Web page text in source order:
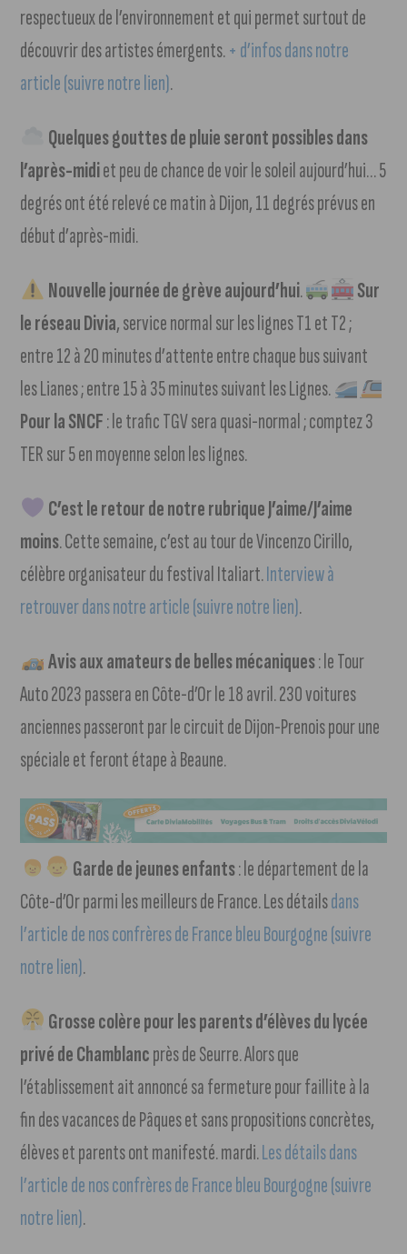
respectueux de l’environnement et qui permet surtout de
découvrir des artistes émergents.+ d’infos dans notre
article (suivre notre lien).
Quelques gouttes de pluie seront possibles dans
l’après-midiet peu de chance de voir le soleil aujourd’hui… 5
degrés ont été relevé ce matin à Dijon, 11 degrés prévus en
début d’après-midi.
Nouvelle journée de grève aujourd’hui.
Sur
le réseau Divia, service normal sur les lignes T1 et T2 ;
entre 12 à 20 minutes d’attente entre chaque bus suivant
les Lianes ; entre 15 à 35 minutes suivant les Lignes.
Pour la SNCF: le trafic TGV sera quasi-normal ; comptez 3
TER sur 5 en moyenne selon les lignes.
C’est le retour de notre rubrique J’aime/J’aime
moins. Cette semaine, c’est au tour de Vincenzo Cirillo,
célèbre organisateur du festival Italiart.Interview à
retrouver dans notre article (suivre notre lien).
Avis aux amateurs de belles mécaniques: le Tour
Auto 2023 passera en Côte-d’Or le 18 avril. 230 voitures
anciennes passeront par le circuit de Dijon-Prenois pour une
spéciale et feront étape à Beaune.
Garde de jeunes enfants: le département de la
Côte-d’Or parmi les meilleurs de France. Les détailsdans
l’article de nos confrères de France bleu Bourgogne (suivre
notre lien).
Grosse colère pour les parents d’élèves du lycée
privé de Chamblancprès de Seurre. Alors que
l’établissement ait annoncé sa fermeture pour faillite à la
fin des vacances de Pâques et sans propositions concrètes,
élèves et parents ont manifesté. mardi.Les détails dans
l’article de nos confrères de France bleu Bourgogne (suivre
notre lien).